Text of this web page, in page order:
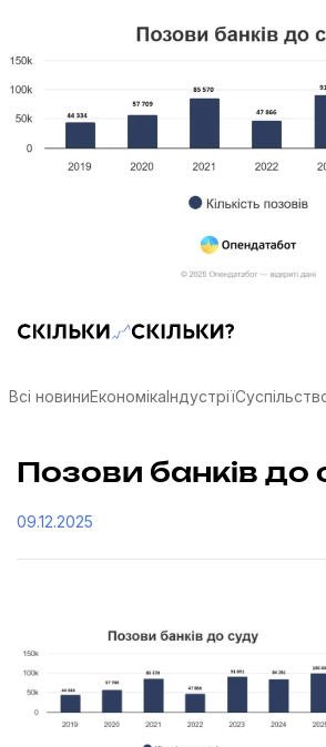
Скільки-скільки? — Медіа про
Всі новиниЕкономіка Індустрії
Позови банків до
09.12.2025